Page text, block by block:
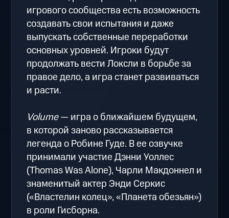
игрового сообщества есть возможность
создавать свои испытания и даже
выпускать собственные переработки
основных уровней. Игроки будут
продолжать вести Локсли в борьбе за
правое дело, а игра станет развиваться
и расти.
Volume— игра о ближайшем будущем,
в которой заново рассказывается
легенда о Робине Гуде. В ее озвучке
принимали участие Дэнни Уоллес
(Thomas Was Alone), Чарли Макдоннел и
знаменитый актер Энди Серкис
(«Властелин колец», «Планета обезьян»)
в роли Гисборна.